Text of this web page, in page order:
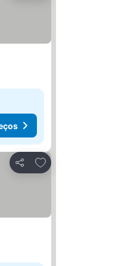
Partilhar
Adicionar aos favoritos